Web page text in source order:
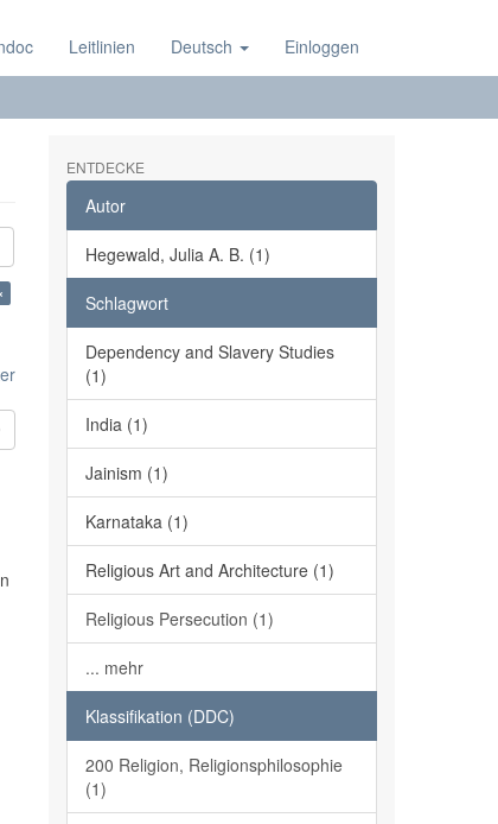
Leitlinien Deutsch Einloggen
ENTDECKE
Autor
Hegewald, Julia A. B. (1)
Schlagwort
Dependency and Slavery Studies
(1)
India (1)
Jainism (1)
Karnataka (1)
Religious Art and Architecture (1)
Religious Persecution (1)
... mehr
Klassifikation (DDC)
200 Religion, Religionsphilosophie
(1)